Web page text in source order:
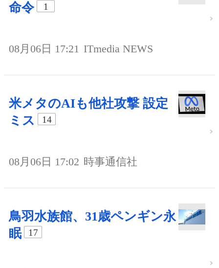
命令
1
08月06日 17:21 ITmedia NEWS
米メタのAIも他社攻撃 設定
ミス
14
08月06日 17:02 時事通信社
鳥羽水族館、31歳ペンギン永
眠
17